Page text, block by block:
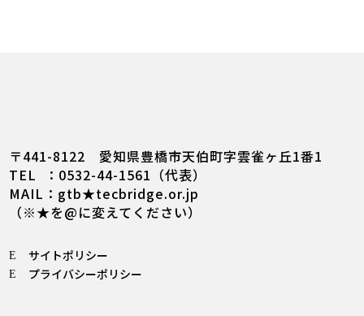
〒441-8122 愛知県豊橋市天伯町字雲雀ヶ丘1番1
TEL ：0532-44-1561（代表）
MAIL：gtb★tecbridge.or.jp
（※★を@に変えてください）
E サイトポリシー
E プライバシーポリシー